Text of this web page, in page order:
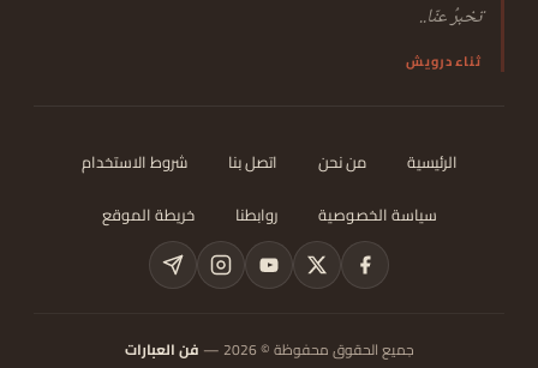
تخبرُ عنّا..
ثناء درويش
الرئيسية من نحن اتصل بنا
شروط الاستخدام
سياسة الخصوصية
روابطنا خريطة الموقع
جميع الحقوق محفوظة © 2026 —
فن العبارات